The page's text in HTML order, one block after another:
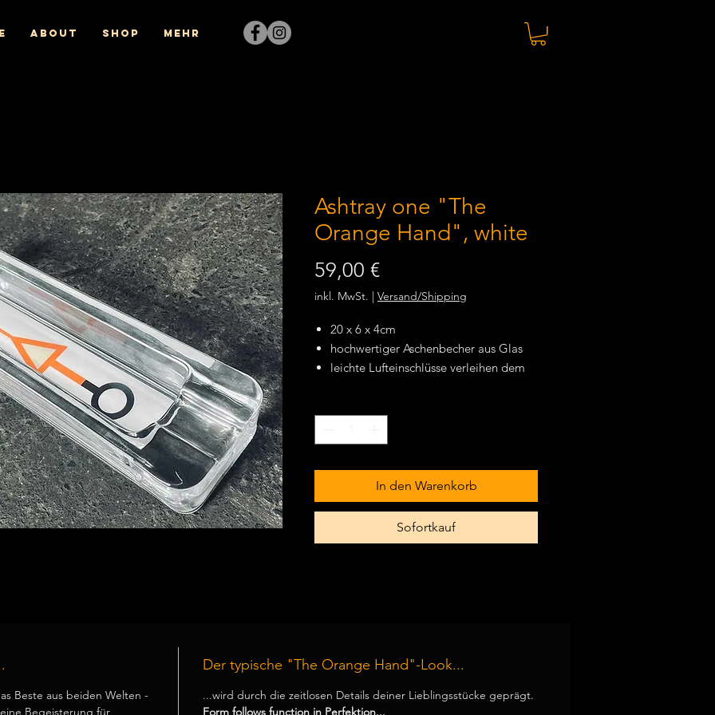
About Shop Mehr
Ashtray one "The
Orange Hand", white
59,00 €Preis
inkl. MwSt. Versand/Shipping
20 x 6 x 4cm
hochwertiger Aschenbecher aus Glas
leichte Lufteinschlüsse verleihen dem
geeignet)
In den Warenkorb
Sofortkauf
Beste aus beiden Welten -
Begeisterung für
Der typische "The Orange Hand"-Look...
...wird durch die zeitlosen Details deiner Lieblingsstücke geprägt.
Form follows function in Perfektion...